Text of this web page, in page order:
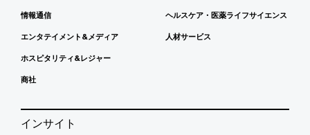
情報通信
エンタテイメント&メディア
ホスピタリティ&レジャー
商社
ヘルスケア・医薬ライフサイエンス
人材サービス
インサイト